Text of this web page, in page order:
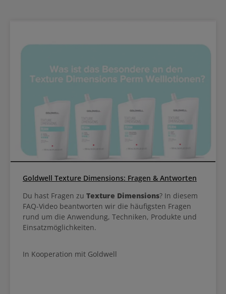
Service Farbnachbehandlung zur Farbstabilisierung anwenden
Goldwell Texture Dimensions: Fragen & Antworten
Du hast Fragen zu Texture Dimensions? In diesem
FAQ-Video beantworten wir die häufigsten Fragen
rund um die Anwendung, Techniken, Produkte und
Einsatzmöglichkeiten.
In Kooperation mit Goldwell